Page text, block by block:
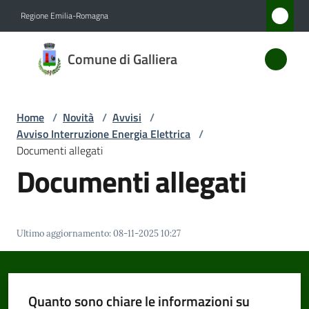
Regione Emilia-Romagna
Comune di Galliera
Comune
di
Amministrazione
Novità
Galliera
Home / Novità / Avvisi /
Avviso Interruzione Energia Elettrica /
Documenti allegati
Documenti allegati
Ultimo aggiornamento:08-11-2025 10:27
Quanto sono chiare le informazioni su